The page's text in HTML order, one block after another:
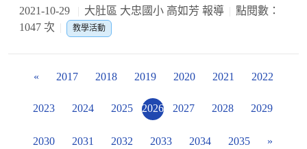
2021-10-29 大肚區 大忠國小 高如芳 報導
點閱數：
1047 次
教學活動
« 2017 2018 2019 2020 2021 2022
2023 2024 2025 2026 2027 2028 2029
2030 2031 2032 2033 2034 2035 »